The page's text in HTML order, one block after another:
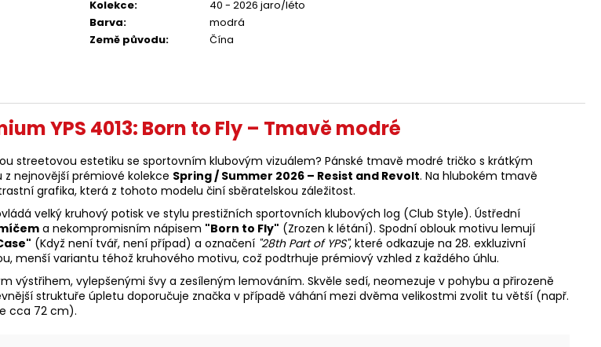
Kolekce:
40 - 2026 jaro/léto
Barva:
modrá
Země původu: Čína
YPS 4013: Born to Fly – Tmavě modré
streetovou estetiku se sportovním klubovým vizuálem? Pánské tmavě modré tričko s krátkým
nejnovější prémiové kolekce Spring / Summer 2026 – Resist and Revolt. Na hlubokém tmavě
grafika, která z tohoto modelu činí sběratelskou záležitost.
velký kruhový potisk ve stylu prestižních sportovních klubových log (Club Style). Ústřední
a nekompromisním nápisem "Born to Fly" (Zrozen k létání). Spodní oblouk motivu lemují
(Když není tvář, není případ) a označení "28th Part of YPS", které odkazuje na 28. exkluzivní
menší variantu téhož kruhového motivu, což podtrhuje prémiový vzhled z každého úhlu.
výstřihem, vylepšenými švy a zesíleným lemováním. Skvěle sedí, neomezuje v pohybu a přirozeně
struktuře úpletu doporučuje značka v případě váhání mezi dvěma velikostmi zvolit tu větší (např.
cca 72 cm).